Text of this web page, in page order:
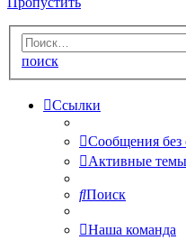
поиск
Ссылки
Сообщения без
Активные темы
Поиск
Наша команда